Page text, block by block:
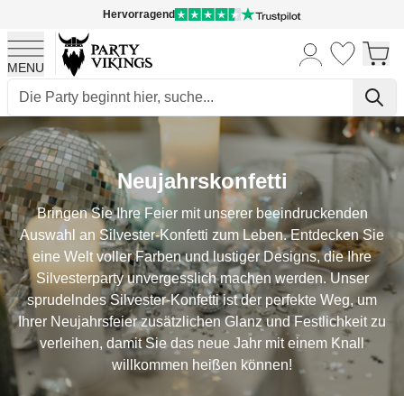
Hervorragend
MENU
Skip to Content
Neujahrskonfetti
Bringen Sie Ihre Feier mit unserer beeindruckenden
Auswahl an Silvester-Konfetti zum Leben. Entdecken Sie
eine Welt voller Farben und lustiger Designs, die Ihre
Silvesterparty unvergesslich machen werden. Unser
sprudelndes Silvester-Konfetti ist der perfekte Weg, um
Ihrer Neujahrsfeier zusätzlichen Glanz und Festlichkeit zu
verleihen, damit Sie das neue Jahr mit einem Knall
willkommen heißen können!